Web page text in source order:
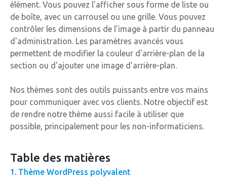
élément. Vous pouvez l'afficher sous forme de liste ou
de boîte, avec un carrousel ou une grille. Vous pouvez
contrôler les dimensions de l'image à partir du panneau
d'administration. Les paramètres avancés vous
permettent de modifier la couleur d'arrière-plan de la
section ou d'ajouter une image d'arrière-plan.
Nos thèmes sont des outils puissants entre vos mains
pour communiquer avec vos clients. Notre objectif est
de rendre notre thème aussi facile à utiliser que
possible, principalement pour les non-informaticiens.
Table des matières
Thème WordPress polyvalent